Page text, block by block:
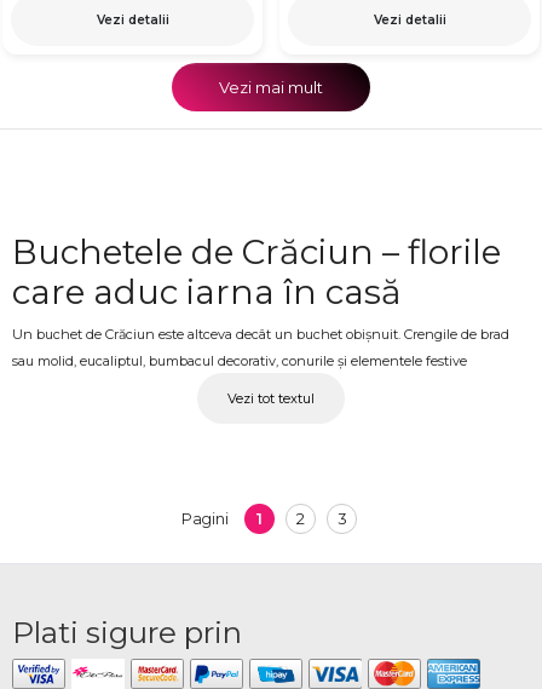
Vezi detalii Vezi detalii
Vezi mai mult
Buchetele de Crăciun – florile
care aduc iarna în casă
Un buchet de Crăciun este altceva decât un buchet obișnuit. Crengile de brad
sau molid, eucaliptul, bumbacul decorativ, conurile și elementele festive
Buchete de Crăciun pentru cei
Fie că ești alături de cei dragi sau la distanță, OkFlora livrează buchete de Crăciun
proaspete la adresa indicată, pregătite cu grijă și la timp pentru sărbători. Un
buchet de Crăciun este un cadou neașteptat și elegant, potrivit pentru mama,
Vezi tot textul
Pagini 1 2 3
Plati sigure prin